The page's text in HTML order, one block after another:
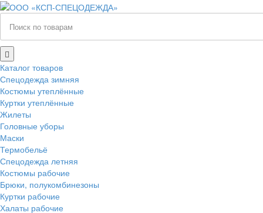
Каталог товаров
Спецодежда зимняя
Костюмы утеплённые
Куртки утеплённые
Жилеты
Головные уборы
Маски
Термобельё
Спецодежда летняя
Костюмы рабочие
Брюки, полукомбинезоны
Куртки рабочие
Халаты рабочие